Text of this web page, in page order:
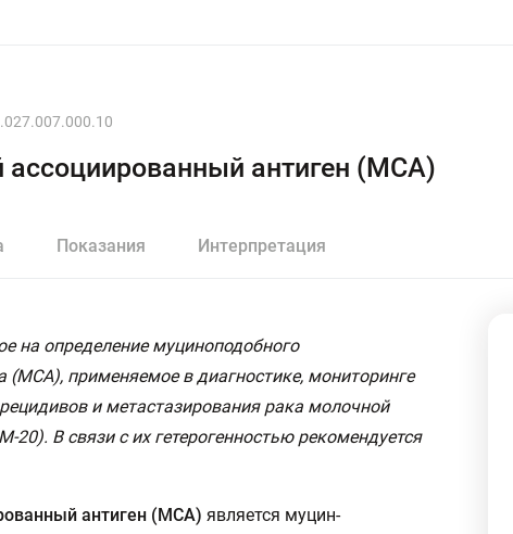
антиген (МСА)
Показания Интерпретация
на определение муциноподобного
(МСА), применяемое в диагностике, мониторинге
и метастазирования рака молочной
В связи с их гетерогенностью рекомендуется
антиген (МСА) является муцин-